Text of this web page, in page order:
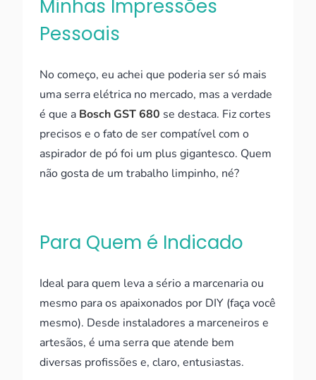
Minhas Impressões
Pessoais
No começo, eu achei que poderia ser só mais
uma serra elétrica no mercado, mas a verdade
é que a Bosch GST 680 se destaca. Fiz cortes
precisos e o fato de ser compatível com o
aspirador de pó foi um plus gigantesco. Quem
não gosta de um trabalho limpinho, né?
Para Quem é Indicado
Ideal para quem leva a sério a marcenaria ou
mesmo para os apaixonados por DIY (faça você
mesmo). Desde instaladores a marceneiros e
artesãos, é uma serra que atende bem
diversas profissões e, claro, entusiastas.